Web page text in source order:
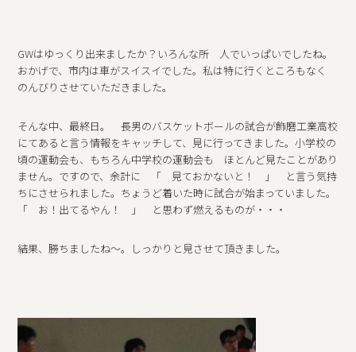
GWはゆっくり出来ましたか？いろんな所 人でいっぱいでしたね。
おかげで、市内は車がスイスイでした。私は特に行くところもなく
のんびりさせていただきました。
そんな中、最終日。 長男のバスケットボールの試合が飾磨工業高校
にてあると言う情報をキャッチして、見に行ってきました。小学校の
頃の運動会も、もちろん中学校の運動会も ほとんど見たことがあり
ません。ですので、余計に 「 見ておかないと！ 」 と言う気持
ちにさせられました。ちょうど着いた時に試合が始まっていました。
「 お！出てるやん！ 」 と思わず燃えるものが・・・
結果、勝ちましたね～。しっかりと見させて頂きました。